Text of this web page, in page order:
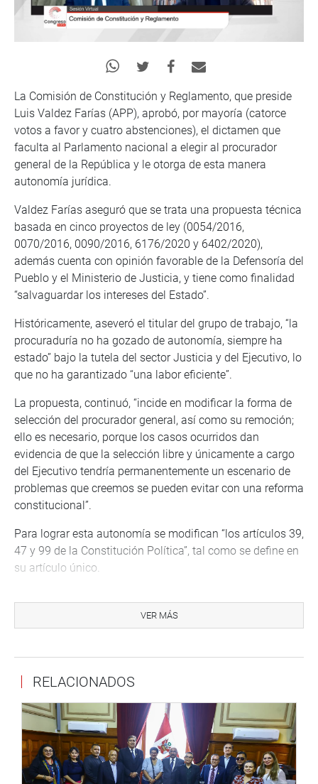
La Comisión de Constitución y Reglamento, que preside
Luis Valdez Farías (APP), aprobó, por mayoría (catorce
votos a favor y cuatro abstenciones), el dictamen que
faculta al Parlamento nacional a elegir al procurador
general de la República y le otorga de esta manera
autonomía jurídica.
Valdez Farías aseguró que se trata una propuesta técnica
basada en cinco proyectos de ley (0054/2016,
0070/2016, 0090/2016, 6176/2020 y 6402/2020),
además cuenta con opinión favorable de la Defensoría del
Pueblo y el Ministerio de Justicia, y tiene como finalidad
“salvaguardar los intereses del Estado”.
Históricamente, aseveró el titular del grupo de trabajo, “la
procuraduría no ha gozado de autonomía, siempre ha
estado” bajo la tutela del sector Justicia y del Ejecutivo, lo
que no ha garantizado “una labor eficiente”.
La propuesta, continuó, “incide en modificar la forma de
selección del procurador general, así como su remoción;
ello es necesario, porque los casos ocurridos dan
evidencia de que la selección libre y únicamente a cargo
del Ejecutivo tendría permanentemente un escenario de
problemas que creemos se pueden evitar con una reforma
constitucional”.
Para lograr esta autonomía se modifican “los artículos 39,
47 y 99 de la Constitución Política”, tal como se define en
su artículo único.
del Estado está a cargo de la Procuraduría General del
Estado, organismo constitucional autónomo que
“El procurador general del Estado es elegido por el
Congreso, con el voto a favor de los dos tercios del
número legal de congresistas, para un período de cinco
años. Corresponde al Congreso su remoción por falta
grave”.
VER MÁS
RELACIONADOS